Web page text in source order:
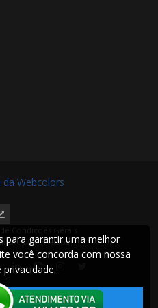
reservados.
para garantir uma melhor
você concorda com nossa